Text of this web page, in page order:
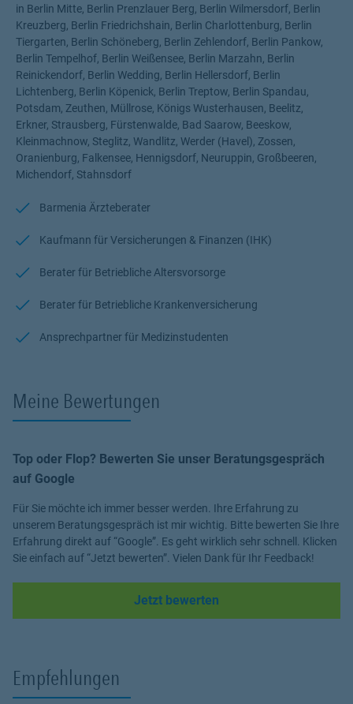
Themenfelder, diese sind • Krankenversicherungen •
Krankenversicherung für Ärzte, Beamte und Studenten •
Krankenzusatztarife, Zahnversicherung, Pflegeversicherung •
Betriebliche Krankenversicherung bKV •
Berufsunfähigkeitsversicherung, Dienstunfähigkeitsversicherung •
Rentenversicherung, Riester Rente, Rürup Rente • Betriebliche
Altersvorsorge • Gewerbe-Haftpflicht, Betriebshaftpflicht,
Berufshaftpflicht • Gewerbe-Sachversicherung,
Inhaltsversicherung, Betriebsgebäude • Gewerbe-
Sachversicherung für Heil- und Nebenberufe • Gewerbe-
Rechtsschutz, Inkasso • Cyberrisiko, Internetschutzbrief •
Starkregenschutz, Naturgefahrenschutz •
Rechtsschutz • Hausratversicherung inklusive Elementar •
Soforthilfe in Zusammenarbeit mit den Johannitern •
Kraftfahrzeugversicherung • Rentenvorsorge
Die Barmenia zählt mit über 300.000 privat Krankenversicherten
zu einer der größten PKV Anbietern in Deutschland.
#MachenWirGern WENIGER ZAHLEN; BESSER VERSICHERT! /
Versicherungs Check - up an, aus dem in einem Blick hervorgeht
wo Potential besteht. Seit 6 Jahren bin ich nun schon für Sie der
Arbeitskraft, sowie zu Versicherungen wie KFZ-, Privat-Haftpflicht-
oder Hausratversicherung. #MachenWirGern
PS: Follow me on Instagram
in Berlin Mitte, Berlin Prenzlauer Berg, Berlin Wilmersdorf, Berlin
Kreuzberg, Berlin Friedrichshain, Berlin Charlottenburg, Berlin
Tiergarten, Berlin Schöneberg, Berlin Zehlendorf, Berlin Pankow,
Berlin Tempelhof, Berlin Weißensee, Berlin Marzahn, Berlin
Reinickendorf, Berlin Wedding, Berlin Hellersdorf, Berlin
Lichtenberg, Berlin Köpenick, Berlin Treptow, Berlin Spandau,
Potsdam, Zeuthen, Müllrose, Königs Wusterhausen, Beelitz,
Erkner, Strausberg, Fürstenwalde, Bad Saarow, Beeskow,
Kleinmachnow, Steglitz, Wandlitz, Werder (Havel), Zossen,
Oranienburg, Falkensee, Hennigsdorf, Neuruppin, Großbeeren,
Michendorf, Stahnsdorf
Barmenia Ärzteberater
Kaufmann für Versicherungen & Finanzen (IHK)
Berater für Betriebliche Altersvorsorge
Berater für Betriebliche Krankenversicherung
Ansprechpartner für Medizinstudenten
Meine Bewertungen
Top oder Flop? Bewerten Sie unser Beratungsgespräch
auf Google
Für Sie möchte ich immer besser werden. Ihre Erfahrung zu
unserem Beratungsgespräch ist mir wichtig. Bitte bewerten Sie Ihre
Erfahrung direkt auf “Google”. Es geht wirklich sehr schnell. Klicken
Sie einfach auf “Jetzt bewerten”. Vielen Dank für Ihr Feedback!
Jetzt bewerten
Empfehlungen